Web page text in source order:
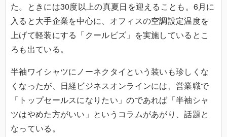
た。ときには30度以上の真夏日を迎えることも。6月に
入ると大手企業を中心に、オフィスの空調設定温度を
上げて軽装にする「クールビズ」を実施しているとこ
ろも出ている。
半袖ワイシャツにノーネクタイという装いも珍しくな
くなったが、日経ビジネスオンラインには、営業職で
「トップセールスになりたい」のであれば「半袖シャ
ツはやめた方がいい」というコラムがあがり、話題と
なっている。